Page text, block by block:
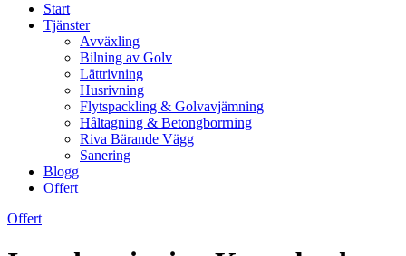
Start
Tjänster
Avväxling
Bilning av Golv
Lättrivning
Husrivning
Flytspackling & Golvavjämning
Håltagning & Betongborrning
Riva Bärande Vägg
Sanering
Blogg
Offert
Offert